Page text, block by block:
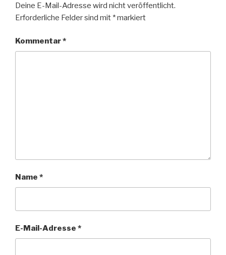
Deine E-Mail-Adresse wird nicht veröffentlicht.
Erforderliche Felder sind mit *markiert
Kommentar*
Name *
E-Mail-Adresse *